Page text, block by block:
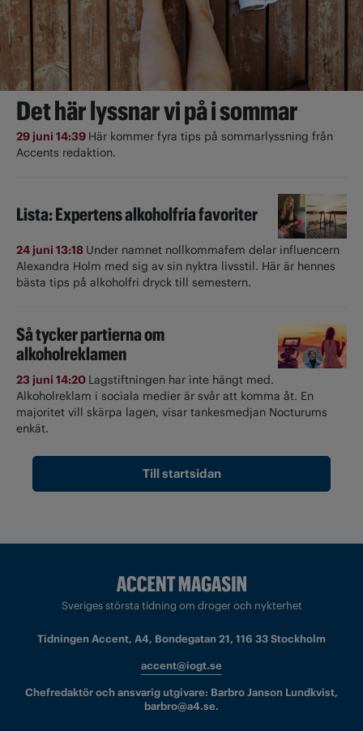
Det här lyssnar vi på i sommar
29 juni 14:39 Här kommer fyra tips på sommarlyssning från
Accents redaktion.
Lista: Expertens alkoholfria favoriter
24 juni 13:18 Under namnet nollkommafem delar influencern
Alexandra Holm med sig av sin nyktra livsstil. Här är hennes
bästa tips på alkoholfri dryck till semestern.
Så tycker partierna om
alkoholreklamen
23 juni 14:20 Lagstiftningen har inte hängt med.
Alkoholreklam i sociala medier är svår att komma åt. En
majoritet vill skärpa lagen, visar tankesmedjan Nocturums
enkät.
Till startsidan
Sveriges största tidning om droger och nykterhet
Tidningen Accent, A4, Bondegatan 21, 116 33 Stockholm
accent@iogt.se
Chefredaktör och ansvarig utgivare: Barbro Janson Lundkvist,
barbro@a4.se.